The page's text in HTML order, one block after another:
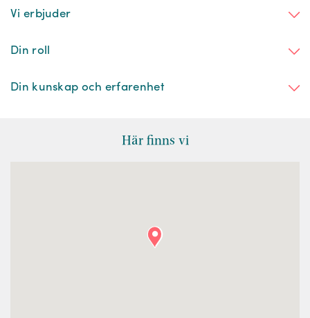
Vi erbjuder
Din roll
Din kunskap och erfarenhet
Här finns vi